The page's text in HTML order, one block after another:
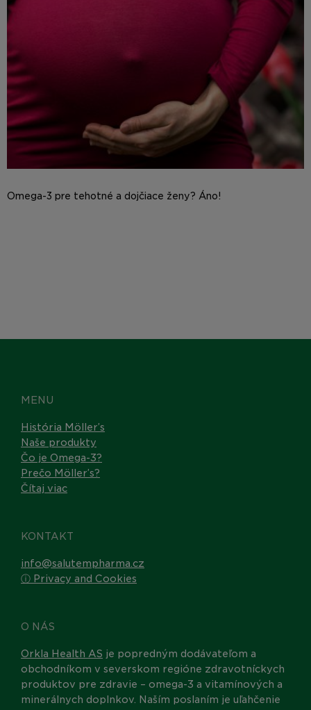
Omega-3 pre tehotné a dojčiace ženy? Áno!
O NÁS
Orkla Health AS je popredným dodávateľom a
obchodníkom v severskom regióne zdravotníckych
produktov pre zdravie – omega-3 a vitamínových a
minerálnych doplnkov. Naším poslaním je uľahčenie
MENU
História Möller’s
Naše produkty
Čo je Omega-3?
Prečo Möller’s?
Čítaj viac
KONTAKT
info@salutempharma.cz
ⓘ Privacy and Cookies